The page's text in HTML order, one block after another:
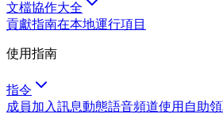
文檔協作大全
貢獻指南在本地運行項目
使用指南
指令
成員加入訊息動態語音頻道使用自助